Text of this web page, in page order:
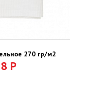
270 гр/м2
Р